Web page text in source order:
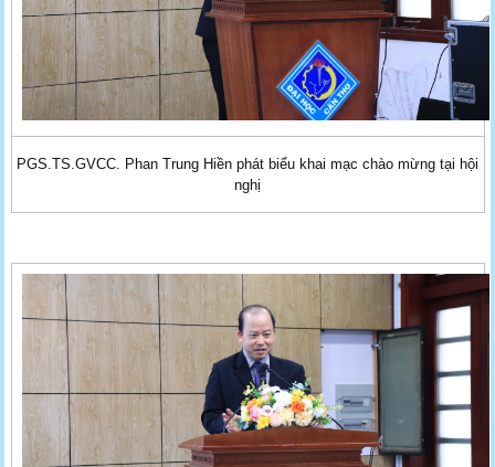
PGS.TS.GVCC. Phan Trung Hiền phát biểu khai mạc chào mừng tại hội
nghị